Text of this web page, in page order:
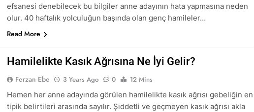
efsanesi denebilecek bu bilgiler anne adayının hata yapmasına neden
olur. 40 haftalık yolculuğun başında olan genç hamileler…
Read More
Hamilelikte Kasık Ağrısına Ne İyi Gelir?
Ferzan Ebe 3 Years Ago 0
12 Mins
Hemen her anne adayında görülen hamilelikte kasık ağrısı gebeliğin en
tipik belirtileri arasında sayılır. Şiddetli ve geçmeyen kasık ağrısı akla